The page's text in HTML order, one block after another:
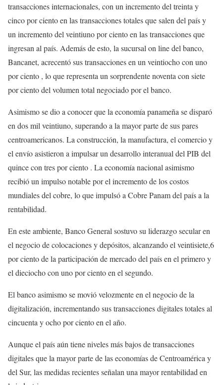
transacciones internacionales, con un incremento del treinta y
cinco por ciento en las transacciones totales que salen del país y
un incremento del veintiuno por ciento en las transacciones que
ingresan al país. Además de esto, la sucursal on line del banco,
Bancanet, acrecentó sus transacciones en un veintiocho con uno
por ciento , lo que representa un sorprendente noventa con siete
por ciento del volumen total negociado por el banco.
Asimismo se dio a conocer que la economía panameña se disparó
en dos mil veintiuno, superando a la mayor parte de sus pares
centroamericanos. La construcción, la manufactura, el comercio y
el envío asistieron a impulsar un desarrollo interanual del PIB del
quince con tres por ciento . La economía nacional asimismo
recibió un impulso notable por el incremento de los costos
mundiales del cobre, lo que impulsó a Cobre Panam del país a la
rentabilidad.
En este ambiente, Banco General sostuvo su liderazgo secular en
el negocio de colocaciones y depósitos, alcanzando el veintisiete,6
por ciento de la participación de mercado del país en el primero y
el dieciocho con uno por ciento en el segundo.
El banco asimismo se movió velozmente en el negocio de la
digitalización, incrementando sus transacciones digitales totales al
cincuenta y ocho por ciento en el año.
Aunque el país aún tiene niveles más bajos de transacciones
digitales que la mayor parte de las economías de Centroamérica y
del Sur, las medidas recientes señalan una mayor rentabilidad en